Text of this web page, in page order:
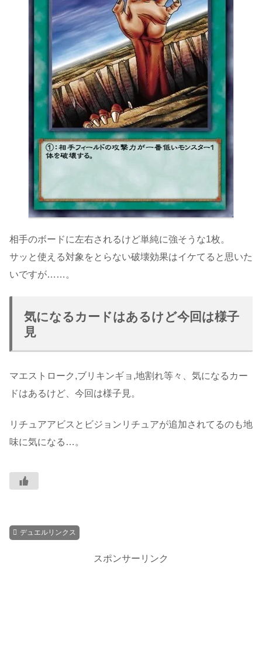
相手のボードに左右されるけど単純に強そうな1枚。
サッと使える対象をとらない破壊効果はイケてると思いた
いですが……。
気になるカードはあるけど今回は様子
見
マエストローク,ブリキンギョ,地割れ等々、気になるカー
ドはあるけど、今回は様子見。
リチュアアビスとビジョンリチュアが追加されてるのも地
味に気になる…。
デュエルリンクス
スポンサーリンク